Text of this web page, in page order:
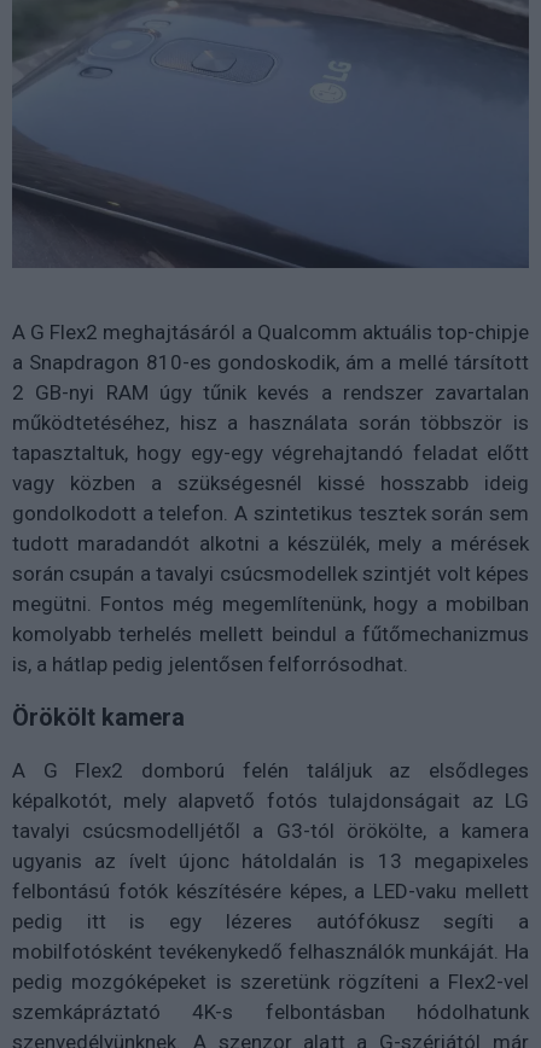
A G Flex2 meghajtásáról a Qualcomm aktuális top-chipje
a Snapdragon 810-es gondoskodik, ám a mellé társított
2 GB-nyi RAM úgy tűnik kevés a rendszer zavartalan
működtetéséhez, hisz a használata során többször is
tapasztaltuk, hogy egy-egy végrehajtandó feladat előtt
vagy közben a szükségesnél kissé hosszabb ideig
gondolkodott a telefon. A szintetikus tesztek során sem
tudott maradandót alkotni a készülék, mely a mérések
során csupán a tavalyi csúcsmodellek szintjét volt képes
megütni. Fontos még megemlítenünk, hogy a mobilban
komolyabb terhelés mellett beindul a fűtőmechanizmus
is, a hátlap pedig jelentősen felforrósodhat.
Örökölt kamera
A G Flex2 domború felén találjuk az elsődleges
képalkotót, mely alapvető fotós tulajdonságait az LG
tavalyi csúcsmodelljétől a G3-tól örökölte, a kamera
ugyanis az ívelt újonc hátoldalán is 13 megapixeles
felbontású fotók készítésére képes, a LED-vaku mellett
pedig itt is egy lézeres autófókusz segíti a
mobilfotósként tevékenykedő felhasználók munkáját. Ha
pedig mozgóképeket is szeretünk rögzíteni a Flex2-vel
szemkápráztató 4K-s felbontásban hódolhatunk
szenvedélyünknek. A szenzor alatt a G-szériától már